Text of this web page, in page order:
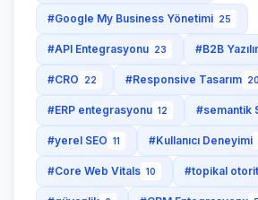
#Google My Business Yönetimi 25
#API Entegrasyonu 23 #B2B
#CRO 22 #Responsive Tasarım 20
#ERP entegrasyonu 12 #semantik
#yerel SEO 11 #Kullanıcı Deneyimi
#Core Web Vitals 10 #topikal